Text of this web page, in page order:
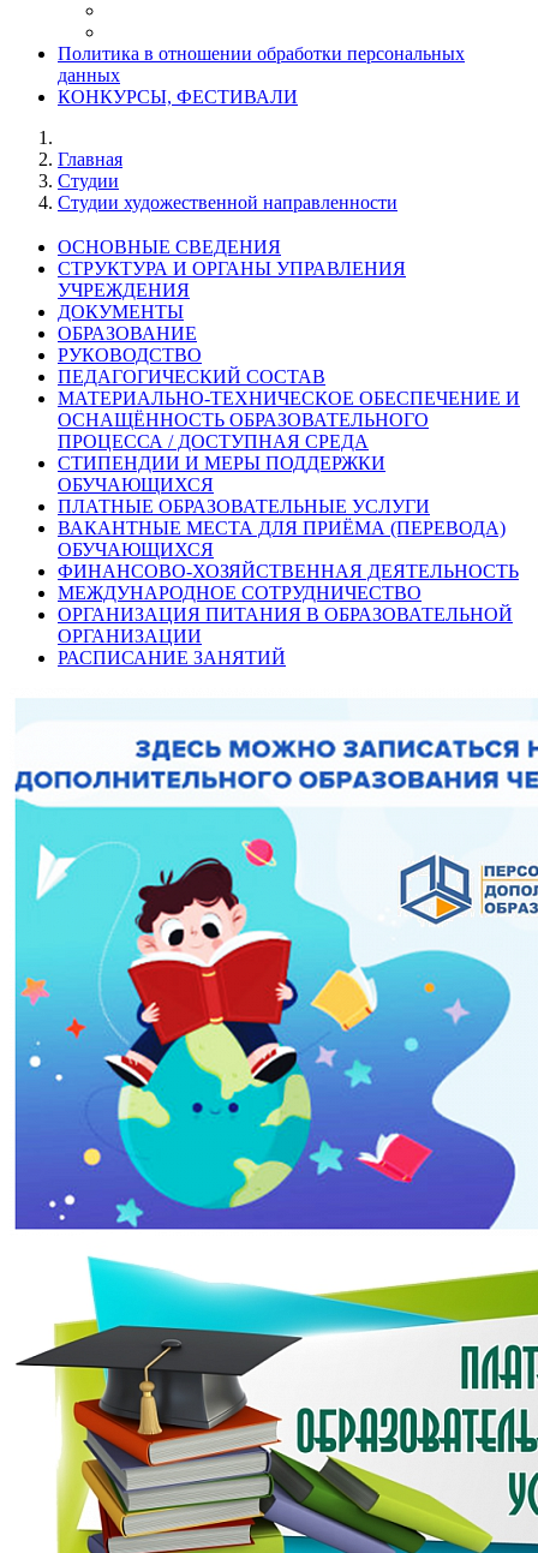
Политика в отношении обработки персональных
данных
КОНКУРСЫ, ФЕСТИВАЛИ
Главная
Студии
Студии художественной направленности
ОСНОВНЫЕ СВЕДЕНИЯ
СТРУКТУРА И ОРГАНЫ УПРАВЛЕНИЯ
УЧРЕЖДЕНИЯ
ДОКУМЕНТЫ
ОБРАЗОВАНИЕ
РУКОВОДСТВО
ПЕДАГОГИЧЕСКИЙ СОСТАВ
МАТЕРИАЛЬНО-ТЕХНИЧЕСКОЕ ОБЕСПЕЧЕНИЕ И
ОСНАЩЁННОСТЬ ОБРАЗОВАТЕЛЬНОГО
ПРОЦЕССА / ДОСТУПНАЯ СРЕДА
СТИПЕНДИИ И МЕРЫ ПОДДЕРЖКИ
ОБУЧАЮЩИХСЯ
ПЛАТНЫЕ ОБРАЗОВАТЕЛЬНЫЕ УСЛУГИ
ВАКАНТНЫЕ МЕСТА ДЛЯ ПРИЁМА (ПЕРЕВОДА)
ОБУЧАЮЩИХСЯ
ФИНАНСОВО-ХОЗЯЙСТВЕННАЯ ДЕЯТЕЛЬНОСТЬ
МЕЖДУНАРОДНОЕ СОТРУДНИЧЕСТВО
ОРГАНИЗАЦИЯ ПИТАНИЯ В ОБРАЗОВАТЕЛЬНОЙ
ОРГАНИЗАЦИИ
РАСПИСАНИЕ ЗАНЯТИЙ